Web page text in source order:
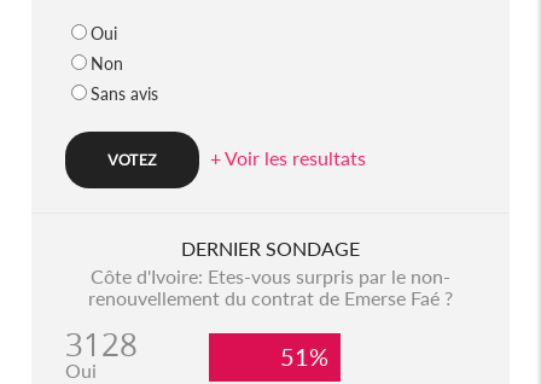
Oui
Non
Sans avis
+ Voir les resultats
DERNIER SONDAGE
Côte d'Ivoire: Etes-vous surpris par le non-
renouvellement du contrat de Emerse Faé ?
3128
Oui 51%